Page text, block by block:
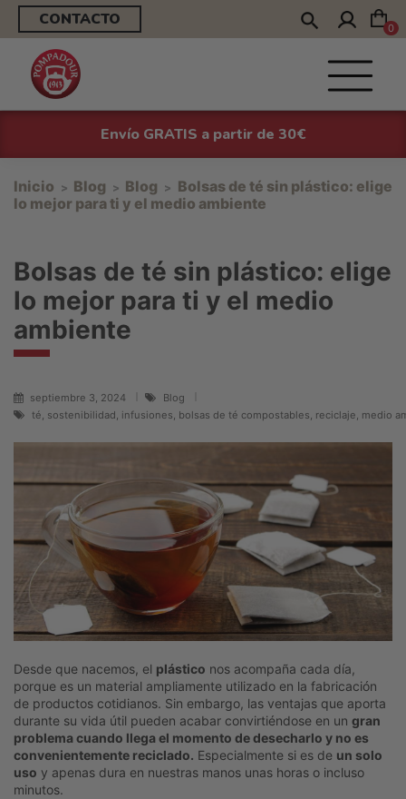
CONTACTO 0
Envío GRATIS a partir de 30€
Inicio Blog Blog
Bolsas de té sin plástico: elige
lo mejor para ti y el medio ambiente
Bolsas de té sin plástico: elige
lo mejor para ti y el medio
ambiente
septiembre 3, 2024
Blog
té, sostenibilidad, infusiones, bolsas de té compostables, reciclaje, medio
Desde que nacemos, el plástico nos acompaña cada día,
porque es un material ampliamente utilizado en la fabricación
de productos cotidianos. Sin embargo, las ventajas que aporta
durante su vida útil pueden acabar convirtiéndose en un gran
problema cuando llega el momento de desecharlo y no es
convenientemente reciclado. Especialmente si es de un solo
uso y apenas dura en nuestras manos unas horas o incluso
minutos.